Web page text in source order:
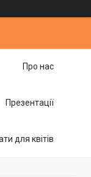
Про нас
Презентації
для квітів